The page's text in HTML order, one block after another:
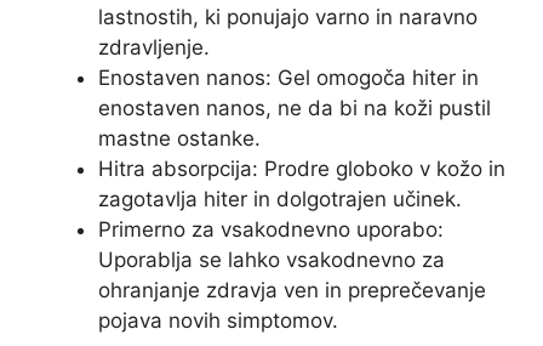
lastnostih, ki ponujajo varno in naravno
zdravljenje.
Enostaven nanos: Gel omogoča hiter in
enostaven nanos, ne da bi na koži pustil
mastne ostanke.
Hitra absorpcija: Prodre globoko v kožo in
zagotavlja hiter in dolgotrajen učinek.
Primerno za vsakodnevno uporabo:
Uporablja se lahko vsakodnevno za
ohranjanje zdravja ven in preprečevanje
pojava novih simptomov.